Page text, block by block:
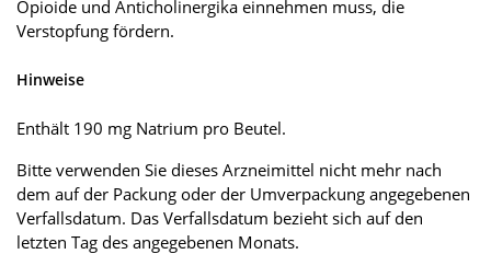
Opioide und Anticholinergika einnehmen muss, die
Verstopfung fördern.
Hinweise
Enthält 190 mg Natrium pro Beutel.
Bitte verwenden Sie dieses Arzneimittel nicht mehr nach
dem auf der Packung oder der Umverpackung angegebenen
Verfallsdatum. Das Verfallsdatum bezieht sich auf den
letzten Tag des angegebenen Monats.